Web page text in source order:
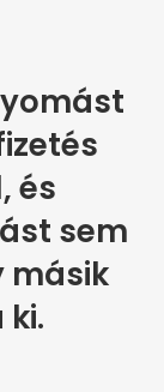
és
sem
másik